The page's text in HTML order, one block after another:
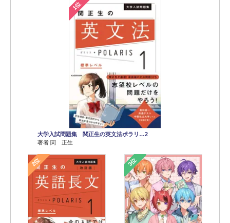
1位
大学入試問題集 関正生の英文法ポラリ…2
著者 関 正生
2位 3位